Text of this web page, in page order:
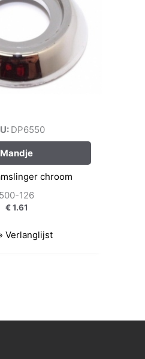
DP6550
Mandje
chroom
500-126
€1.61
Verlanglijst